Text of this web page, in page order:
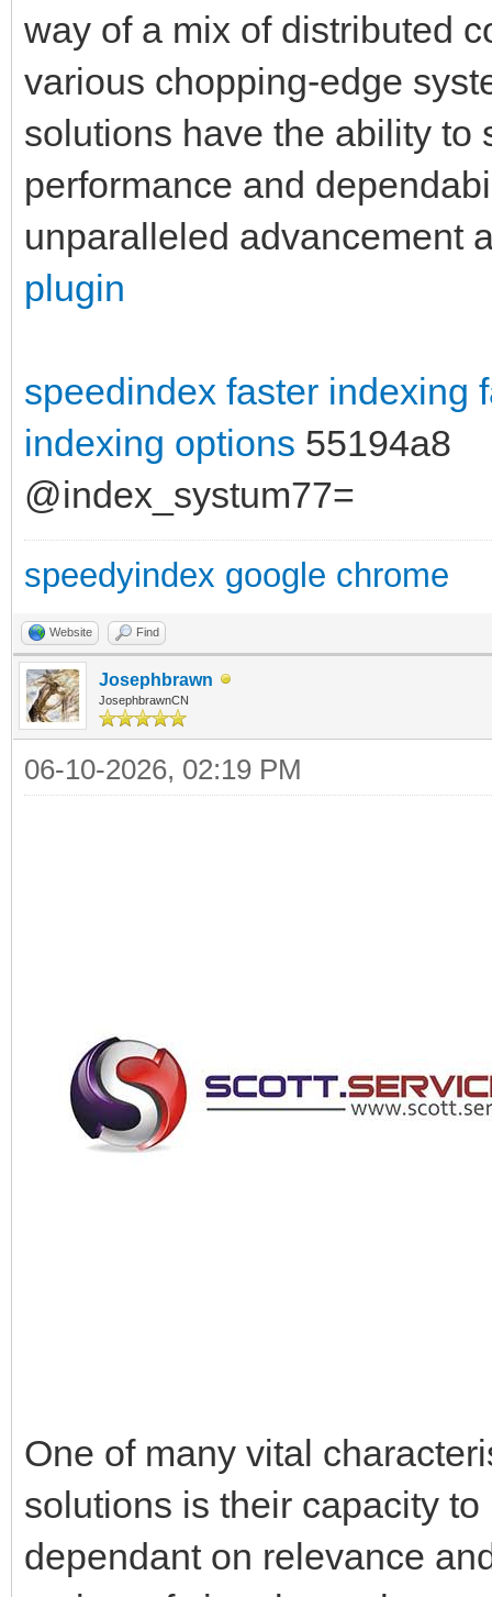
way of a mix of distributed
various chopping-edge
solutions have the ability to
performance and
unparalleled advancement
plugin
speedindex faster indexing
indexing options 55194a8
@index_systum77=
speedyindex google chrome
Website Find
Josephbrawn
JosephbrawnCN
06-10-2026, 02:19 PM
One of many vital
solutions is their capacity
dependant on relevance